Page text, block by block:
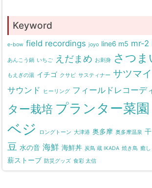
Keyword
e-bow field recordings joyo line6 m5 mr-2
あんこう鍋 いちご えだまめ お刺身 さつま
もえぎの湯 イチゴ クサビ サスティナー サツマ
サウンド
ヒーリング フィールドレコーデ
ター栽培 プランター菜園
ベジ
ロングトーン 大津港 奥多摩 奥多摩温泉
豆 水の音 海鮮 海鮮丼 炭鳥 蔵 IKADA 焼き鳥 癒し
薪ストーブ 防災グッズ 食彩 太信